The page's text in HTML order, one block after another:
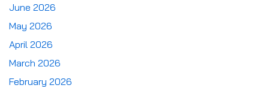
June 2026
May 2026
April 2026
March 2026
February 2026